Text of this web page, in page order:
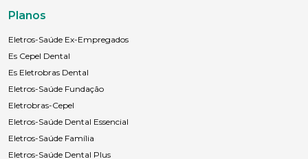
Planos
Eletros-Saúde Ex-Empregados
Es Cepel Dental
Es Eletrobras Dental
Eletros-Saúde Fundação
Eletrobras-Cepel
Eletros-Saúde Dental Essencial
Eletros-Saúde Família
Eletros-Saúde Dental Plus